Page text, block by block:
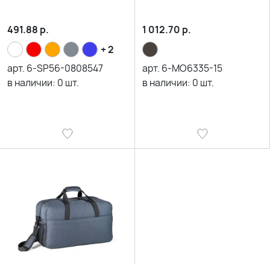
491.88 р.
+ 2
арт. 6-SP56-0808547
в наличии: 0 шт.
1 012.70 р.
арт. 6-MO6335-15
в наличии: 0 шт.